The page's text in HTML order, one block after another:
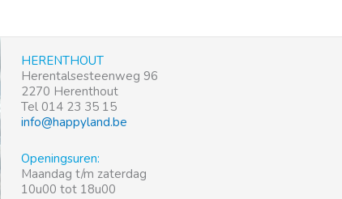
HERENTHOUT
Herentalsesteenweg 96
2270 Herenthout
Tel 014 23 35 15
info@happyland.be
Openingsuren:
Maandag t/m zaterdag
10u00 tot 18u00